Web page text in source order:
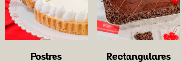
Postres Rectangulares